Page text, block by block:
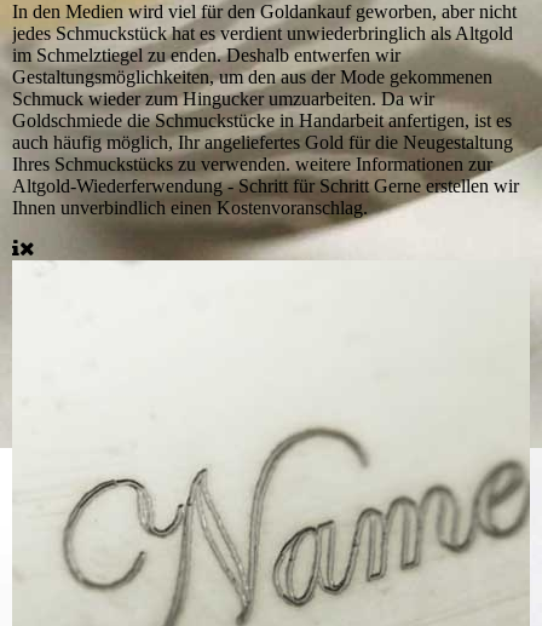
In den Medien wird viel für den Goldankauf geworben, aber nicht
jedes Schmuckstück hat es verdient unwiederbringlich als Altgold
im Schmelztiegel zu enden. Deshalb entwerfen wir
Gestaltungsmöglichkeiten, um den aus der Mode gekommenen
Schmuck wieder zum Hingucker umzuarbeiten. Da wir
Goldschmiede die Schmuckstücke in Handarbeit anfertigen, ist es
auch häufig möglich, Ihr angeliefertes Gold für die Neugestaltung
Ihres Schmuckstücks zu verwenden. weitere Informationen zur
Altgold-Wiederferwendung - Schritt für Schritt Gerne erstellen wir
Ihnen unverbindlich einen Kostenvoranschlag.